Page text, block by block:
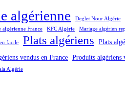
algérienne Deglet Nour Algérie
algérienne France KFC Algérie Mariage algérien
facile Plats algériens Plats
vendus en France Produits algériens
Algérie